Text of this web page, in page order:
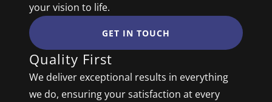
your vision to life.
GET IN TOUCH
Quality First
We deliver exceptional results in everything
we do, ensuring your satisfaction at every